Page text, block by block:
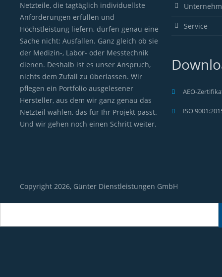
Netzteile, die tagtäglich individuellste
Anforderungen erfüllen und
Höchstleistung liefern, dürfen genau eine
Sache nicht: Ausfallen. Ganz gleich ob sie
der Medizin-, Labor- oder Messtechnik
dienen. Deshalb ist es unser Anspruch,
nichts dem Zufall zu überlassen. Wir
pflegen ein Portfolio ausgelesener
Hersteller, aus dem wir ganz genau das
Netzteil wählen, das für Ihr Projekt passt.
Und wir gehen noch einen Schritt weiter.
Service
AEO-
ISO
Copyright 2026, Günter Dienstleistungen GmbH